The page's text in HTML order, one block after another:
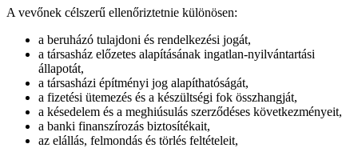
A vevőnek célszerű ellenőriztetnie különösen:
a beruházó tulajdoni és rendelkezési jogát,
a társasház előzetes alapításának ingatlan-nyilvántartási
állapotát,
a társasházi építményi jog alapíthatóságát,
a fizetési ütemezés és a készültségi fok összhangját,
a késedelem és a meghiúsulás szerződéses következményeit,
a banki finanszírozás biztosítékait,
az elállás, felmondás és törlés feltételeit,